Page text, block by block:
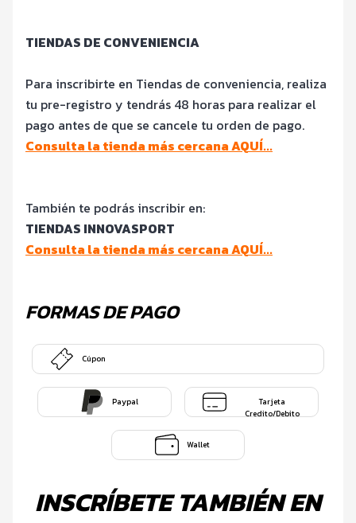
TIENDAS DE CONVENIENCIA
Para inscribirte en Tiendas de conveniencia, realiza
tu pre-registro y tendrás 48 horas para realizar el
pago antes de que se cancele tu orden de pago.
Consulta la tienda más cercana AQUÍ...
También te podrás inscribir en:
TIENDAS INNOVASPORT
Consulta la tienda más cercana AQUÍ...
FORMAS DE PAGO
Cúpon
Paypal
Tarjeta
Credito/Debito
Wallet
INSCRÍBETE TAMBIÉN EN